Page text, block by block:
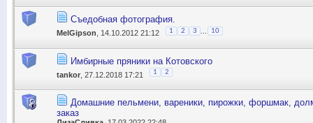
Съедобная фотография.
MelGipson , 14.10.2012 21:12 1 2 3 10
Имбирные пряники на Котовского
tankor , 27.12.2018 17:21 1 2
Домашние пельмени, вареники, пирожки, форшмак,
заказ